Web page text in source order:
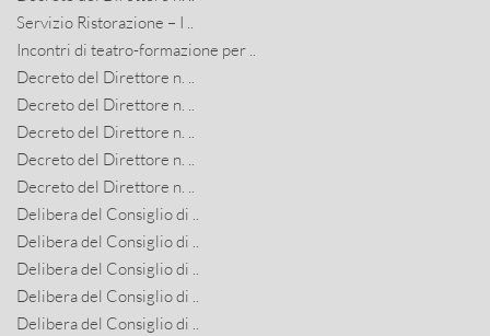
Servizio Ristorazione – I ..
Incontri di teatro-formazione per ..
Decreto del Direttore n. ..
Decreto del Direttore n. ..
Decreto del Direttore n. ..
Decreto del Direttore n. ..
Decreto del Direttore n. ..
Delibera del Consiglio di ..
Delibera del Consiglio di ..
Delibera del Consiglio di ..
Delibera del Consiglio di ..
Delibera del Consiglio di ..